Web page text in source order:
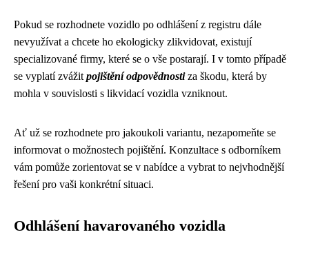
Pokud se rozhodnete vozidlo po odhlášení z registru dále
nevyužívat a chcete ho ekologicky zlikvidovat, existují
specializované firmy, které se o vše postarají. I v tomto případě
se vyplatí zvážit pojištění odpovědnostiza škodu, která by
mohla v souvislosti s likvidací vozidla vzniknout.
Ať už se rozhodnete pro jakoukoli variantu, nezapomeňte se
informovat o možnostech pojištění. Konzultace s odborníkem
vám pomůže zorientovat se v nabídce a vybrat to nejvhodnější
řešení pro vaši konkrétní situaci.
Odhlášení havarovaného vozidla